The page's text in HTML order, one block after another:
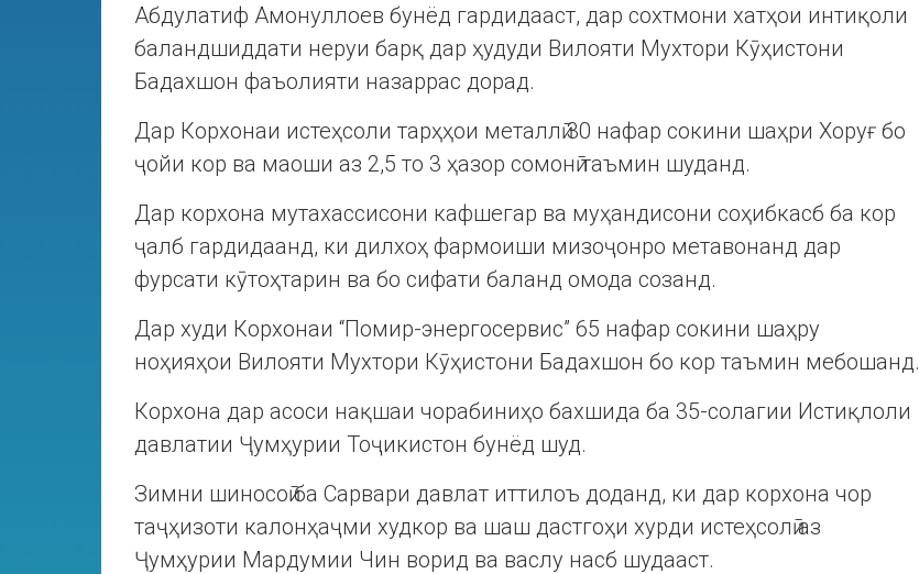
Абдулатиф Амонуллоев бунёд гардидааст, дар сохтмони хатҳои интиқоли
баландшиддати неруи барқ дар ҳудуди Вилояти Мухтори Кӯҳистони
Бадахшон фаъолияти назаррас дорад.
Дар Корхонаи истеҳсоли тарҳҳои металлӣ 30 нафар сокини шаҳри Хоруғ бо
ҷойи кор ва маоши аз 2,5 то 3 ҳазор сомонӣ таъмин шуданд.
Дар корхона мутахассисони кафшегар ва муҳандисони соҳибкасб ба кор
ҷалб гардидаанд, ки дилхоҳ фармоиши мизоҷонро метавонанд дар
фурсати кӯтоҳтарин ва бо сифати баланд омода созанд.
Дар худи Корхонаи “Помир-энергосервис” 65 нафар сокини шаҳру
ноҳияҳои Вилояти Мухтори Кӯҳистони Бадахшон бо кор таъмин мебошанд.
Корхона дар асоси нақшаи чорабиниҳо бахшида ба 35-солагии Истиқлоли
давлатии Ҷумҳурии Тоҷикистон бунёд шуд.
Зимни шиносоӣ ба Сарвари давлат иттилоъ доданд, ки дар корхона чор
таҷҳизоти калонҳаҷми худкор ва шаш дастгоҳи хурди истеҳсолӣ аз
Ҷумҳурии Мардумии Чин ворид ва васлу насб шудааст.